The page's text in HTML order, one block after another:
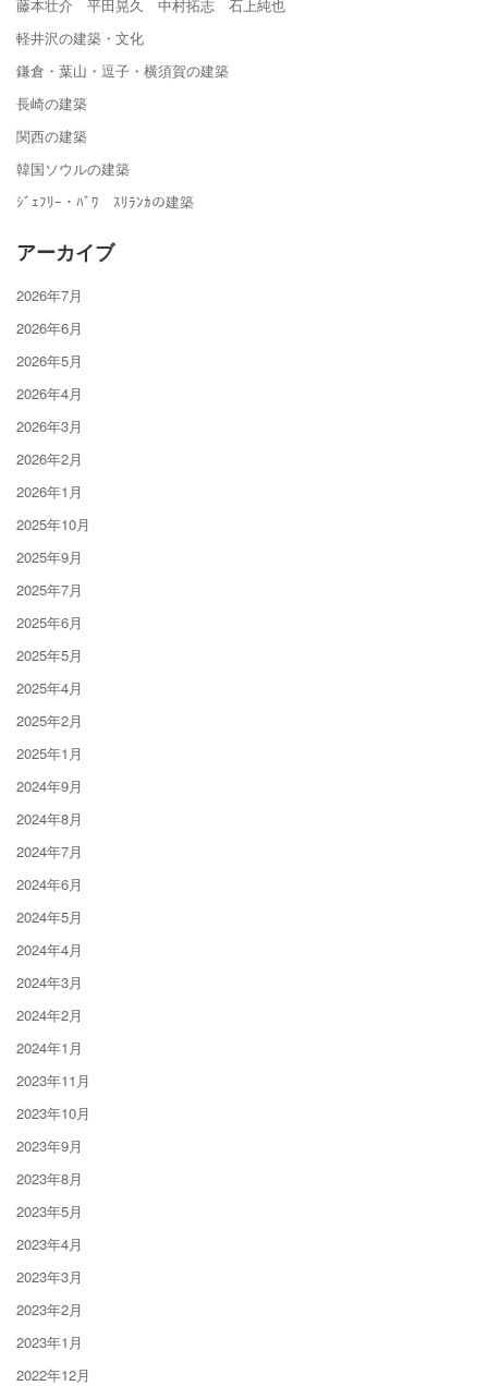
藤本壮介 平田晃久 中村拓志 石上純也
軽井沢の建築・文化
鎌倉・葉山・逗子・横須賀の建築
長崎の建築
関西の建築
韓国ソウルの建築
ｼﾞｪﾌﾘｰ・ﾊﾞﾜ ｽﾘﾗﾝｶの建築
アーカイブ
2026年7月
2026年6月
2026年5月
2026年4月
2026年3月
2026年2月
2026年1月
2025年10月
2025年9月
2025年7月
2025年6月
2025年5月
2025年4月
2025年2月
2025年1月
2024年9月
2024年8月
2024年7月
2024年6月
2024年5月
2024年4月
2024年3月
2024年2月
2024年1月
2023年11月
2023年10月
2023年9月
2023年8月
2023年5月
2023年4月
2023年3月
2023年2月
2023年1月
2022年12月